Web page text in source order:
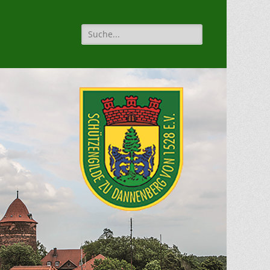
Suche
für: